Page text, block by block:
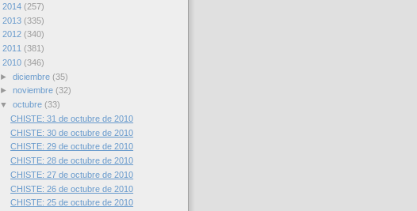
2014 (257)
2013 (335)
2012 (340)
2011 (381)
2010 (346)
► diciembre (35)
► noviembre (32)
▼ octubre (33)
CHISTE: 31 de octubre de 2010
CHISTE: 30 de octubre de 2010
CHISTE: 29 de octubre de 2010
CHISTE: 28 de octubre de 2010
CHISTE: 27 de octubre de 2010
CHISTE: 26 de octubre de 2010
CHISTE: 25 de octubre de 2010